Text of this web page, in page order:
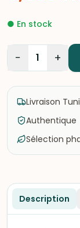
● En stock
− 1 +
Livraison
Authentique
Sélection
Description